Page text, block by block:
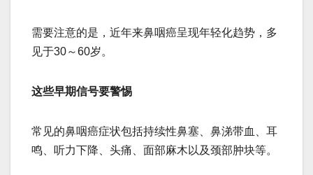
需要注意的是，近年来鼻咽癌呈现年轻化趋势，多
见于30～60岁。
这些早期信号要警惕
常见的鼻咽癌症状包括持续性鼻塞、鼻涕带血、耳
鸣、听力下降、头痛、面部麻木以及颈部肿块等。